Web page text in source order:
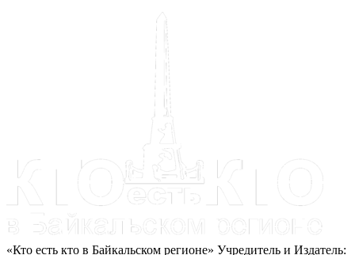
«Кто есть кто в Байкальском регионе» Учредитель и Издатель: